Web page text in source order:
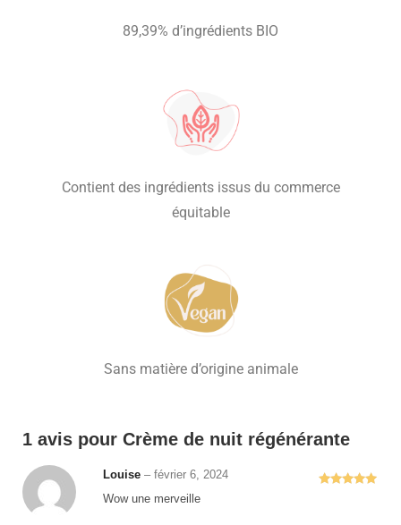
89,39% d’ingrédients BIO
Contient des ingrédients issus du commerce
équitable
Sans matière d’origine animale
1 avis pour Crème de nuit régénérante
Louise – février 6, 2024
Wow une merveille